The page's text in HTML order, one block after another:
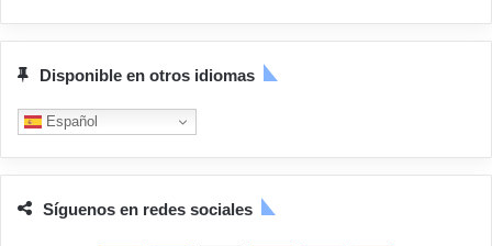
Disponible en otros idiomas
Español
Síguenos en redes sociales